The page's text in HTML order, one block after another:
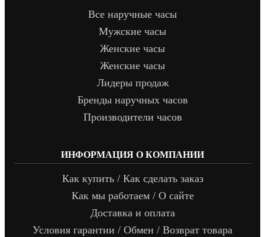
Все наручные часы
Мужские часы
Женские часы
Женские часы
Лидеры продаж
Бренды наручных часов
Производители часов
ИНФОРМАЦИЯ О КОМПАНИИ
Как купить / Как сделать заказ
Как мы работаем / О сайте
Доставка и оплата
Условия гарантии / Обмен / Возврат товара